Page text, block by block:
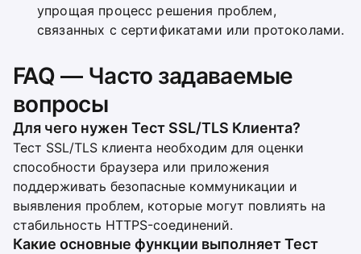
упрощая процесс решения проблем,
связанных с сертификатами или протоколами.
FAQ — Часто задаваемые
вопросы
Для чего нужен Тест SSL/TLS Клиента?
Тест SSL/TLS клиента необходим для оценки
способности браузера или приложения
поддерживать безопасные коммуникации и
выявления проблем, которые могут повлиять на
стабильность HTTPS-соединений.
Какие основные функции выполняет Тест